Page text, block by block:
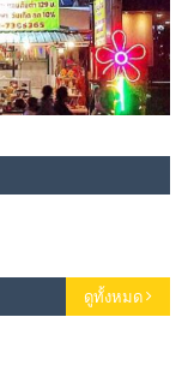
ดูทั้งหมด